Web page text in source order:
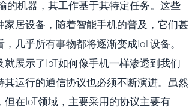
的机器，其工作基于其特定任务。这些
居设备，随着智能手机的普及，它们甚
几乎所有事物都将逐渐变成IoT设备。
展示了IoT如何像手机一样渗透到我们
运行的通信协议也必须不断演进。虽然
在IoT领域，主要采用的协议主要有